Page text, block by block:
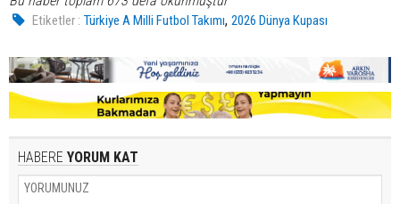
Etiketler : Türkiye A Milli Futbol Takımı,2026 Dünya Kupası
HABERE YORUM KAT